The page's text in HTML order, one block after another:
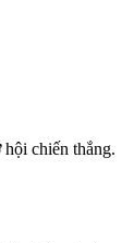
chiến thắng.